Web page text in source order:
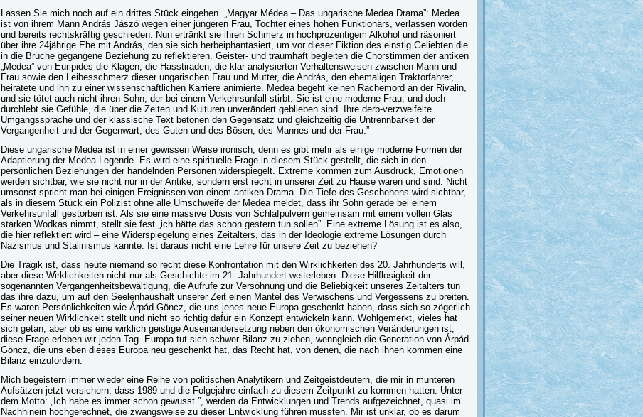
Lassen Sie mich noch auf ein drittes Stück eingehen. „Magyar Médea – Das ungarische Medea Drama”: Medea
ist von ihrem Mann András Jászó wegen einer jüngeren Frau, Tochter eines hohen Funktionärs, verlassen worden
und bereits rechtskräftig geschieden. Nun ertränkt sie ihren Schmerz in hochprozentigem Alkohol und räsoniert
über ihre 24jährige Ehe mit András, den sie sich herbeiphantasiert, um vor dieser Fiktion des einstig Geliebten die
in die Brüche gegangene Beziehung zu reflektieren. Geister- und traumhaft begleiten die Chorstimmen der antiken
„Medea” von Euripides die Klagen, die Hasstiraden, die klar analysierten Verhaltensweisen zwischen Mann und
Frau sowie den Leibesschmerz dieser ungarischen Frau und Mutter, die András, den ehemaligen Traktorfahrer,
heiratete und ihn zu einer wissenschaftlichen Karriere animierte. Medea begeht keinen Rachemord an der Rivalin,
und sie tötet auch nicht ihren Sohn, der bei einem Verkehrsunfall stirbt. Sie ist eine moderne Frau, und doch
durchlebt sie Gefühle, die über die Zeiten und Kulturen unverändert geblieben sind. Ihre derb-verzweifelte
Umgangssprache und der klassische Text betonen den Gegensatz und gleichzeitig die Untrennbarkeit der
Vergangenheit und der Gegenwart, des Guten und des Bösen, des Mannes und der Frau.”
Diese ungarische Medea ist in einer gewissen Weise ironisch, denn es gibt mehr als einige moderne Formen der
Adaptierung der Medea-Legende. Es wird eine spirituelle Frage in diesem Stück gestellt, die sich in den
persönlichen Beziehungen der handelnden Personen widerspiegelt. Extreme kommen zum Ausdruck, Emotionen
werden sichtbar, wie sie nicht nur in der Antike, sondern erst recht in unserer Zeit zu Hause waren und sind. Nicht
umsonst spricht man bei einigen Ereignissen von einem antiken Drama. Die Tiefe des Geschehens wird sichtbar,
als in diesem Stück ein Polizist ohne alle Umschweife der Medea meldet, dass ihr Sohn gerade bei einem
Verkehrsunfall gestorben ist. Als sie eine massive Dosis von Schlafpulvern gemeinsam mit einem vollen Glas
starken Wodkas nimmt, stellt sie fest „ich hätte das schon gestern tun sollen”. Eine extreme Lösung ist es also,
die hier reflektiert wird – eine Widerspiegelung eines Zeitalters, das in der Ideologie extreme Lösungen durch
Nazismus und Stalinismus kannte. Ist daraus nicht eine Lehre für unsere Zeit zu beziehen?
Die Tragik ist, dass heute niemand so recht diese Konfrontation mit den Wirklichkeiten des 20. Jahrhunderts will,
aber diese Wirklichkeiten nicht nur als Geschichte im 21. Jahrhundert weiterleben. Diese Hilflosigkeit der
sogenannten Vergangenheitsbewältigung, die Aufrufe zur Versöhnung und die Beliebigkeit unseres Zeitalters tun
das ihre dazu, um auf den Seelenhaushalt unserer Zeit einen Mantel des Verwischens und Vergessens zu breiten.
Es waren Persönlichkeiten wie Árpád Göncz, die uns jenes neue Europa geschenkt haben, dass sich so zögerlich
seiner neuen Wirklichkeit stellt und nicht so richtig dafür ein Konzept entwickeln kann. Wohlgemerkt, vieles hat
sich getan, aber ob es eine wirklich geistige Auseinandersetzung neben den ökonomischen Veränderungen ist,
diese Frage erleben wir jeden Tag. Europa tut sich schwer Bilanz zu ziehen, wenngleich die Generation von Árpád
Göncz, die uns eben dieses Europa neu geschenkt hat, das Recht hat, von denen, die nach ihnen kommen eine
Bilanz einzufordern.
Mich begeistern immer wieder eine Reihe von politischen Analytikern und Zeitgeistdeutern, die mir in munteren
Aufsätzen jetzt versichern, dass 1989 und die Folgejahre einfach zu diesem Zeitpunkt zu kommen hatten. Unter
dem Motto: „Ich habe es immer schon gewusst.”, werden da Entwicklungen und Trends aufgezeichnet, quasi im
Nachhinein hochgerechnet, die zwangsweise zu dieser Entwicklung führen mussten. Mir ist unklar, ob es darum